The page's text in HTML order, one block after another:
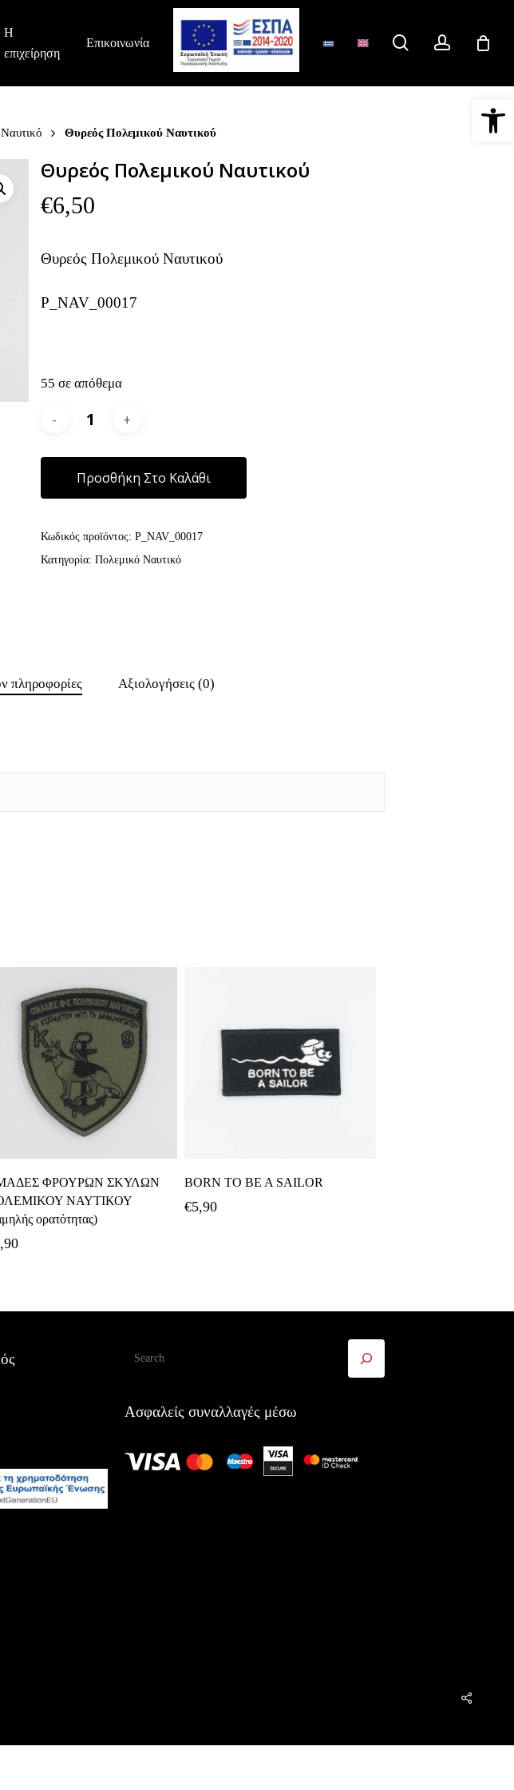
Η
επιχείρηση
Επικοινωνία searchaccount
Θυρεός Πολεμικού Ναυτικού
Θυρεός Πολεμικού Ναυτικού
€6,50
Θυρεός Πολεμικού Ναυτικού
P_NAV_00017
55 σε απόθεμα
Προσθήκη Στο Καλάθι
Κωδικός προϊόντος: P_NAV_00017
Κατηγορία: Πολεμικό Ναυτικό
πληροφορίες Αξιολογήσεις (0)
ΦΡΟΥΡΩΝ ΣΚΥΛΩΝ
ΝΑΥΤΙΚΟΥ
ορατότητας)
BORN TO BE A SAILOR
€5,90
Ασφαλείς συναλλαγές μέσω